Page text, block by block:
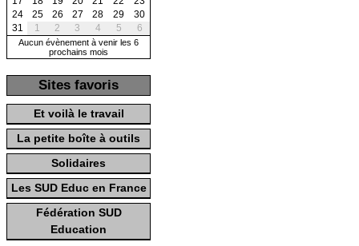
24
25 26 27 28 29
30
31
1 2 3 4 5 6
Aucun évènement à venir les 6
prochains mois
Sites favoris
Et voilà le travail
La petite boîte à outils
Solidaires
Les SUD Educ en France
Fédération SUD
Education